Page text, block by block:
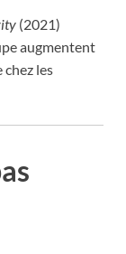
(2021)
augmentent
chez les